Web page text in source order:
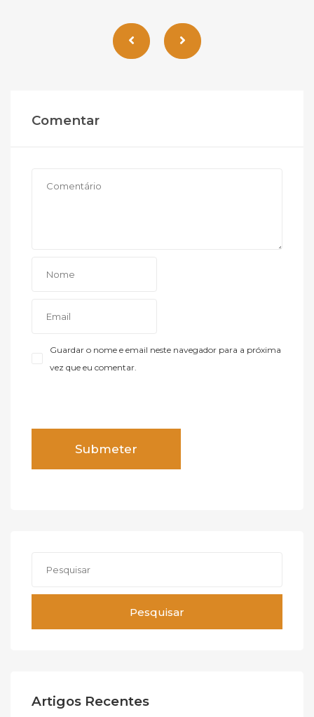
Comentar
Guardar o nome e email neste navegador para a próxima
vez que eu comentar.
Pesquisar
Artigos Recentes